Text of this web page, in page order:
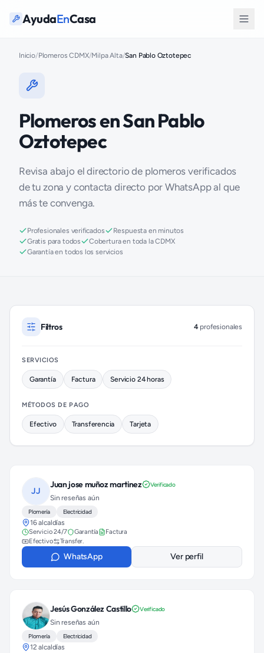
AyudaEnCasa
Inicio/Plomeros CDMX/Milpa Alta/San Pablo Oztotepec
Plomeros en San Pablo
Oztotepec
Revisa abajo el directorio de plomeros verificados
de tu zona y contacta directo por WhatsApp al que
más te convenga.
Profesionales verificados
Respuesta en minutos
Gratis para todos
Cobertura en toda la CDMX
Garantía en todos los servicios
Plomeros disponibles en Milpa Alta (colonia San Pablo
Filtros 4 profesionales
SERVICIOS
Garantía Factura Servicio 24 horas
MÉTODOS DE PAGO
Efectivo Transferencia Tarjeta
JJ
Juan jose muñoz martinez Verificado
Sin reseñas aún
Plomería Electricidad
16 alcaldías
Servicio 24/7 Garantía
Factura
Efectivo
Transfer.
WhatsApp Ver perfil
Jesús González Castillo Verificado
Sin reseñas aún
Plomería Electricidad
12 alcaldías